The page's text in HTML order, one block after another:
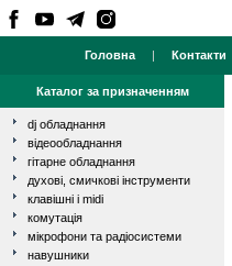
Головна | Контакти
Каталог за призначенням
dj обладнання
відеообладнання
гітарне обладнання
духові, смичкові інструменти
клавішні і midi
комутація
мікрофони та радіосистеми
навушники